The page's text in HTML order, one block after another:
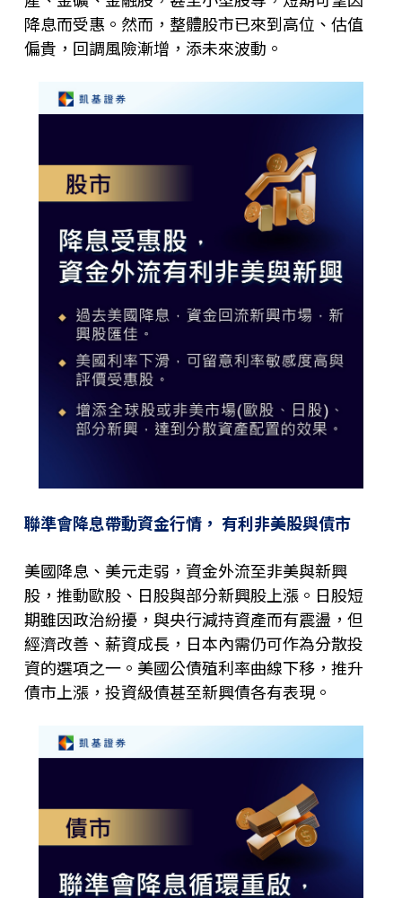
降息而受惠。然而，整體股市已來到高位、估值
偏貴，回調風險漸增，添未來波動。
聯準會降息帶動資金行情， 有利非美股與債市
美國降息、美元走弱，資金外流至非美與新興
股，推動歐股、日股與部分新興股上漲。日股短
期雖因政治紛擾，與央行減持資產而有震盪，但
經濟改善、薪資成長，日本內需仍可作為分散投
資的選項之一。美國公債殖利率曲線下移，推升
債市上漲，投資級債甚至新興債各有表現。